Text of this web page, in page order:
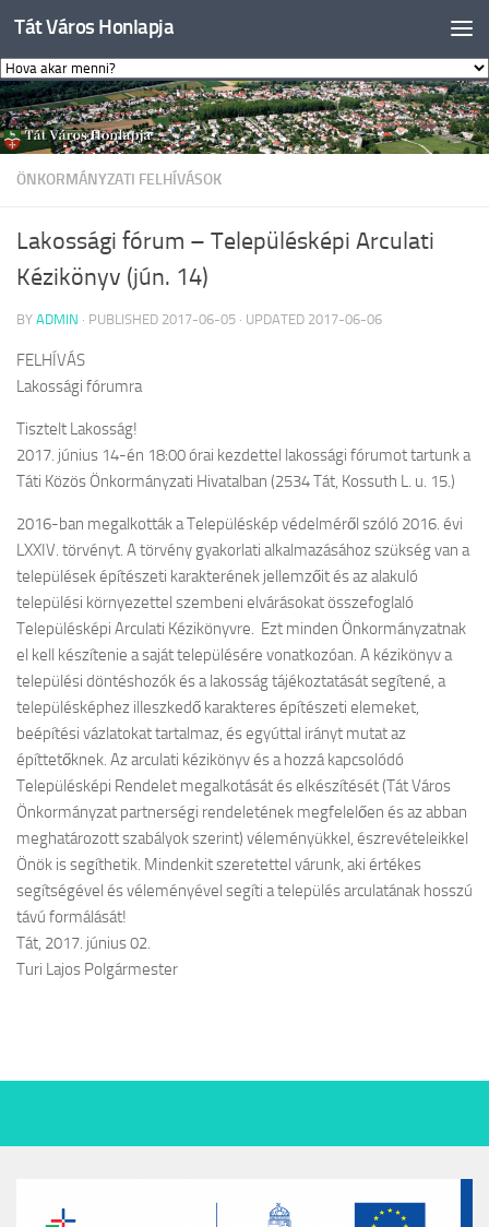
Skip to content
Tát Város Honlapja
ÖNKORMÁNYZATI FELHÍVÁSOK
Lakossági fórum – Településképi Arculati
Kézikönyv (jún. 14)
BY ADMIN · PUBLISHED 2017-06-05 · UPDATED 2017-06-06
FELHÍVÁS
Lakossági fórumra
Tisztelt Lakosság!
2017. június 14-én 18:00 órai kezdettel lakossági fórumot tartunk a
Táti Közös Önkormányzati Hivatalban (2534 Tát, Kossuth L. u. 15.)
2016-ban megalkották a Településkép védelméről szóló 2016. évi
LXXIV. törvényt. A törvény gyakorlati alkalmazásához szükség van a
települések építészeti karakterének jellemzőit és az alakuló
települési környezettel szembeni elvárásokat összefoglaló
Településképi Arculati Kézikönyvre. Ezt minden Önkormányzatnak
el kell készítenie a saját településére vonatkozóan. A kézikönyv a
települési döntéshozók és a lakosság tájékoztatását segítené, a
településképhez illeszkedő karakteres építészeti elemeket,
beépítési vázlatokat tartalmaz, és egyúttal irányt mutat az
építtetőknek. Az arculati kézikönyv és a hozzá kapcsolódó
Településképi Rendelet megalkotását és elkészítését (Tát Város
Önkormányzat partnerségi rendeletének megfelelően és az abban
meghatározott szabályok szerint) véleményükkel, észrevételeikkel
Önök is segíthetik. Mindenkit szeretettel várunk, aki értékes
segítségével és véleményével segíti a település arculatának hosszú
távú formálását!
Tát, 2017. június 02.
Turi Lajos Polgármester